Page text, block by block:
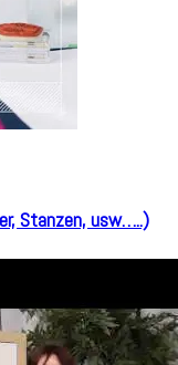
Stanzen, usw…..)